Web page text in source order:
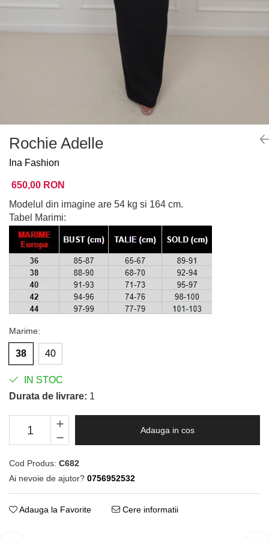
Rochie Adelle
Ina Fashion
650,00 RON
Modelul din imagine are 54 kg si 164 cm.
Tabel Marimi:
Marime:
38 40
IN STOC
Durata de livrare: 1
Adauga in cos
Cod Produs: C682
Ai nevoie de ajutor? 0756952532
Adauga la Favorite Cere informatii